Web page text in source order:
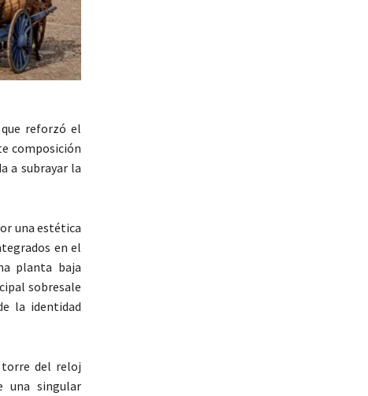
reforzó el
composición
a subrayar la
una estética
en el
planta baja
sobresale
la identidad
torre del reloj
una singular